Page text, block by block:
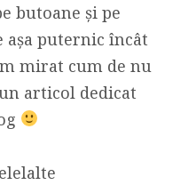
butoane și pe
puternic încât
mirat cum de nu
articol dedicat